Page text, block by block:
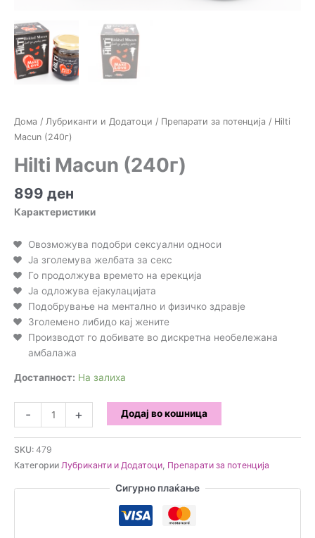
Дома / Лубриканти и Додатоци / Препарати за потенција / Hilti
Macun (240г)
Hilti Macun (240г)
899 ден
Карактеристики
Овозможува подобри сексуални односи
Ја зголемува желбата за секс
Го продолжува времето на ерекција
Ја одложува ејакулацијата
Подобрување на ментално и физичко здравје
Зголемено либидо кај жените
Производот го добивате во дискретна необележана
амбалажа
Достапност: На залиха
-
Macun
(240г)
количина
+ Додај во кошница
SKU: 479
Категории Лубриканти и Додатоци, Препарати за потенција
Сигурно плаќање